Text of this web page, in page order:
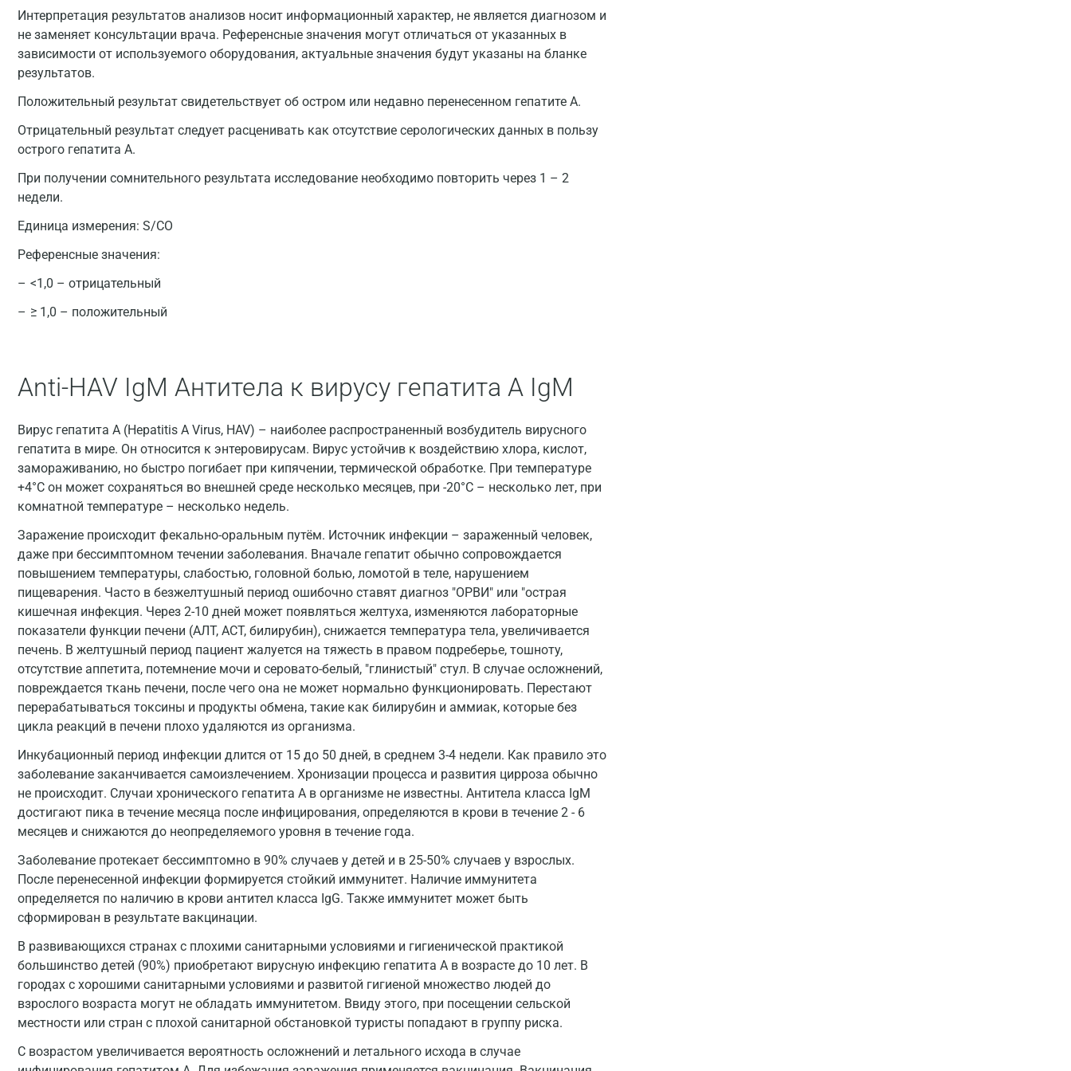
Интерпретация результатов анализов носит информационный характер, не является диагнозом и
не заменяет консультации врача. Референсные значения могут отличаться от указанных в
зависимости от используемого оборудования, актуальные значения будут указаны на бланке
результатов.
Положительный результат свидетельствует об остром или недавно перенесенном гепатите А.
Отрицательный результат следует расценивать как отсутствие серологических данных в пользу
острого гепатита А.
При получении сомнительного результата исследование необходимо повторить через 1 – 2
недели.
Единица измерения: S/CO
Референсные значения:
<1,0 – отрицательный
≥ 1,0 – положительный
Anti-HAV IgM Антитела к вирусу гепатита А IgM
Вирус гепатита А (Hepatitis A Virus, HAV) – наиболее распространенный возбудитель вирусного
гепатита в мире. Он относится к энтеровирусам. Вирус устойчив к воздействию хлора, кислот,
замораживанию, но быстро погибает при кипячении, термической обработке. При температуре
+4°С он может сохраняться во внешней среде несколько месяцев, при -20°С – несколько лет, при
комнатной температуре – несколько недель.
Заражение происходит фекально-оральным путём. Источник инфекции – зараженный человек,
даже при бессимптомном течении заболевания. Вначале гепатит обычно сопровождается
повышением температуры, слабостью, головной болью, ломотой в теле, нарушением
пищеварения. Часто в безжелтушный период ошибочно ставят диагноз "ОРВИ" или "острая
кишечная инфекция. Через 2-10 дней может появляться желтуха, изменяются лабораторные
показатели функции печени (АЛТ, АСТ, билирубин), снижается температура тела, увеличивается
печень. В желтушный период пациент жалуется на тяжесть в правом подреберье, тошноту,
отсутствие аппетита, потемнение мочи и серовато-белый, "глинистый" стул. В случае осложнений,
повреждается ткань печени, после чего она не может нормально функционировать. Перестают
перерабатываться токсины и продукты обмена, такие как билирубин и аммиак, которые без
цикла реакций в печени плохо удаляются из организма.
Инкубационный период инфекции длится от 15 до 50 дней, в среднем 3-4 недели. Как правило это
заболевание заканчивается самоизлечением. Хронизации процесса и развития цирроза обычно
не происходит. Случаи хронического гепатита А в организме не известны. Антитела класса IgM
достигают пика в течение месяца после инфицирования, определяются в крови в течение 2 - 6
месяцев и снижаются до неопределяемого уровня в течение года.
Заболевание протекает бессимптомно в 90% случаев у детей и в 25-50% случаев у взрослых.
После перенесенной инфекции формируется стойкий иммунитет. Наличие иммунитета
определяется по наличию в крови антител класса IgG. Также иммунитет может быть
сформирован в результате вакцинации.
В развивающихся странах с плохими санитарными условиями и гигиенической практикой
большинство детей (90%) приобретают вирусную инфекцию гепатита А в возрасте до 10 лет. В
городах с хорошими санитарными условиями и развитой гигиеной множество людей до
взрослого возраста могут не обладать иммунитетом. Ввиду этого, при посещении сельской
местности или стран с плохой санитарной обстановкой туристы попадают в группу риска.
С возрастом увеличивается вероятность осложнений и летального исхода в случае
Казань
Альметьевск
Армавир
Астрахань
Волжский
Воронеж
Всеволожск
Геленджик
Голубое
Дзержинск
Дзержинский
Дмитров
Долгопрудный
Екатеринбург
Жуковский
Звенигород
Зеленоград
Иваново
Ижевск
Истра
Йошкар-Ола